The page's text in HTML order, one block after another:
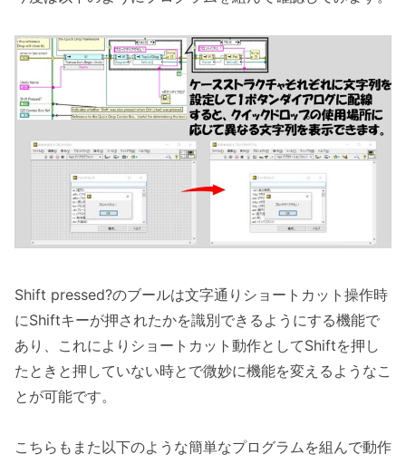
Shift pressed?のブールは文字通りショートカット操作時
にShiftキーが押されたかを識別できるようにする機能で
あり、これによりショートカット動作としてShiftを押し
たときと押していない時とで微妙に機能を変えるようなこ
とが可能です。
こちらもまた以下のような簡単なプログラムを組んで動作